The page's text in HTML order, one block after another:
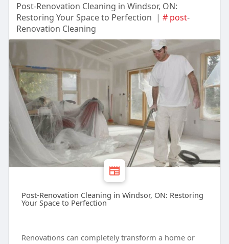
Post-Renovation Cleaning in Windsor, ON:
Restoring Your Space to Perfection | # post-
Renovation Cleaning
Post-Renovation Cleaning in Windsor, ON: Restoring
Your Space to Perfection
Renovations can completely transform a home or